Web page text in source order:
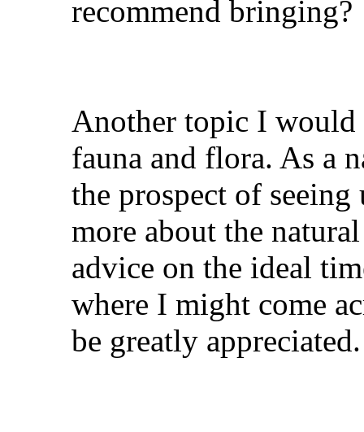
recommend bringing?
Another topic I
fauna and flora. As a
the prospect of seeing
more about the
advice on the ideal
where I might come
be greatly appreciated.